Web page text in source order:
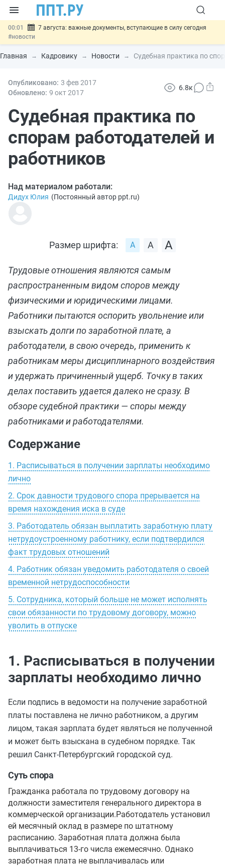
00:01
7 августа: важные документы, вступающие в силу сегодня
#новости
06.08 Минпромторг предложил запретить смешанные лоты
электроники в госзакупках
#новости
06.08 Возврат денег за риелторские услуги при недействительных
сделках: инициатива#новости
банковской гарантией
Главная Кадровику Новости Судебная практика по
Опубликовано: 3 фев2017
Обновлено: 9 окт2017
6.8к
Судебная практика по
спорам работодателей и
работников
Над материалом работали:
Дидух Юлия (Постоянный автор ppt.ru)
Размер шрифта:
Трудовые отношения являются самым
распространенным видом споров между
физическими и юридическими лицами.
Работники пытаются оспорить увольнение или
взыскать долги по заработной плате, а
работодатели, в свою очередь, применить к
работникам меры дисциплинарного воздействия
и удержать причиненный ущерб. Точку в таких
делах поставить удается далеко не сразу. В
обзоре судебной практики — споры между
работниками и работодателями.
Содержание
1. Расписываться в получении зарплаты необходимо
лично
2. Срок давности трудового спора прерывается на
время нахождения иска в суде
3. Работодатель обязан выплатить заработную плату
нетрудоустроенному работнику, если подтвердился
факт трудовых отношений
4. Работник обязан уведомить работодателя о своей
временной нетрудоспособности
5. Сотрудника, который больше не может исполнять
свои обязанности по трудовому договору, можно
уволить в отпуске
1. Расписываться в получении
зарплаты необходимо лично
Если подпись в ведомости на получение заработной
платы поставлена не лично работником, а другим
лицом, такая зарплата будет являться не полученной
и может быть взыскана в судебном порядке. Так
решил Санкт-Петербургский городской суд.
Суть спора
Гражданка работала по трудовому договору на
должности заместителя генерального директора в
коммерческой организации.Работодатель установил
ей месячный оклад в размере по штатному
расписанию. Заработная плата должна была
выплачиваться 13-го числа ежемесячно. Однако
заработная плата не выплачивалась или